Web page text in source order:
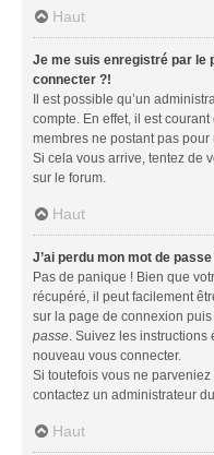
Haut
Je me suis enregistré par le
connecter ?!
Il est possible qu’un
compte. En effet, il est
membres ne postant pas
Si cela vous arrive, tentez de
sur le forum.
Haut
J’ai perdu mon mot de passe
Pas de panique ! Bien que
récupéré, il peut facilement
sur la page de connexion
passe. Suivez les
nouveau vous connecter.
Si toutefois vous ne
contactez un administrateur
Haut